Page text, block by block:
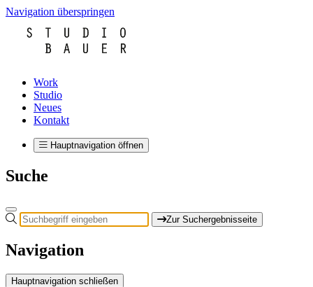
Navigation überspringen
Work
Studio
Neues
Kontakt
Hauptnavigation öffnen
Suche
Zur Suchergebnisseite
Navigation
Hauptnavigation schließen